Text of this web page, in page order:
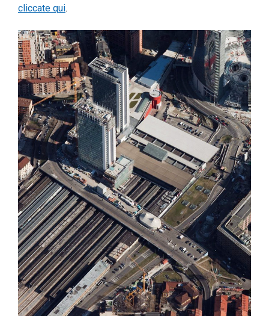
cliccate qui.